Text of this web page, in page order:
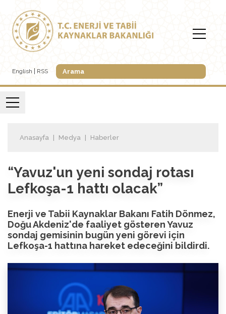
English RSS
Anasayfa Medya Haberler
“Yavuz'un yeni sondaj rotası
Lefkoşa-1 hattı olacak”
Enerji ve Tabii Kaynaklar Bakanı Fatih Dönmez,
Doğu Akdeniz'de faaliyet gösteren Yavuz
sondaj gemisinin bugün yeni görevi için
Lefkoşa-1 hattına hareket edeceğini bildirdi.